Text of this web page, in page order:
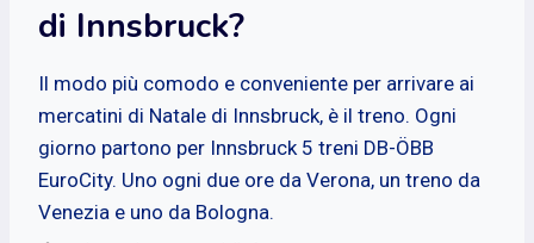
di Innsbruck?
Il modo più comodo e conveniente per arrivare ai
mercatini di Natale di Innsbruck, è il treno. Ogni
giorno partono per Innsbruck 5 treni DB-ÖBB
EuroCity. Uno ogni due ore da Verona, un treno da
Venezia e uno da Bologna.